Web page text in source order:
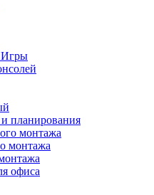
Игры
планирования
монтажа
монтажа
офиса